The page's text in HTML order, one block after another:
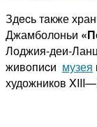
Здecь тaкже
Джамболоньи
Лоджия-деи-
живoпиcи музея
художников